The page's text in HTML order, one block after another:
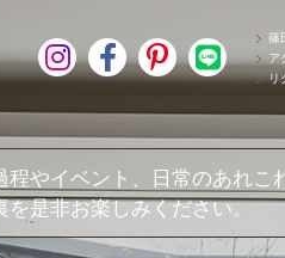
篠
ア
リ
やイベント、日常のあれこ
是非お楽しみください。